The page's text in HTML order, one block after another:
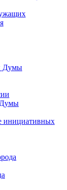
Думы
Думы
инициативных